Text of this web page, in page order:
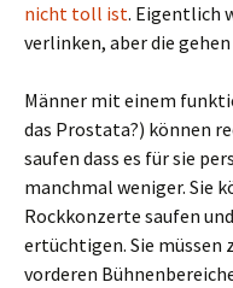
nicht toll ist. Eigentlich
verlinken, aber die
Männer mit einem
das Prostata?) können
saufen dass es für sie
manchmal weniger. Sie
Rockkonzerte saufen
ertüchtigen. Sie müssen
vorderen